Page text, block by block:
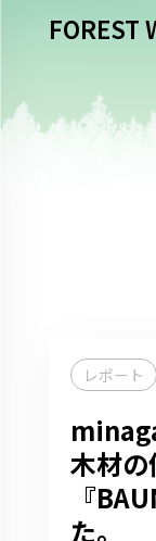
FOREST
木材
『
た。
レポート